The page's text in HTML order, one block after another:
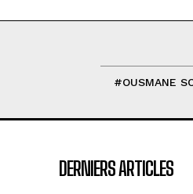
#OUSMANE
DERNIERS ARTICLES